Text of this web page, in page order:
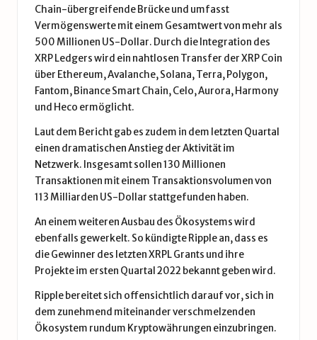
Chain-übergreifende Brücke und umfasst
Vermögenswerte mit einem Gesamtwert von mehr als
500 Millionen US-Dollar. Durch die Integration des
XRP Ledgers wird ein nahtlosen Transfer der XRP Coin
über Ethereum, Avalanche, Solana, Terra, Polygon,
Fantom, Binance Smart Chain, Celo, Aurora, Harmony
und Heco ermöglicht.
Laut dem Bericht gab es zudem in dem letzten Quartal
einen dramatischen Anstieg der Aktivität im
Netzwerk. Insgesamt sollen 130 Millionen
Transaktionen mit einem Transaktionsvolumen von
113 Milliarden US-Dollar stattgefunden haben.
An einem weiteren Ausbau des Ökosystems wird
ebenfalls gewerkelt. So kündigte Ripple an, dass es
die Gewinner des letzten XRPL Grants und ihre
Projekte im ersten Quartal 2022 bekannt geben wird.
Ripple bereitet sich offensichtlich darauf vor, sich in
dem zunehmend miteinander verschmelzenden
Ökosystem rundum Kryptowährungen einzubringen.